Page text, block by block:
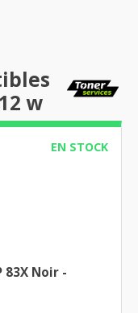
w
EN STOCK
83X Noir -